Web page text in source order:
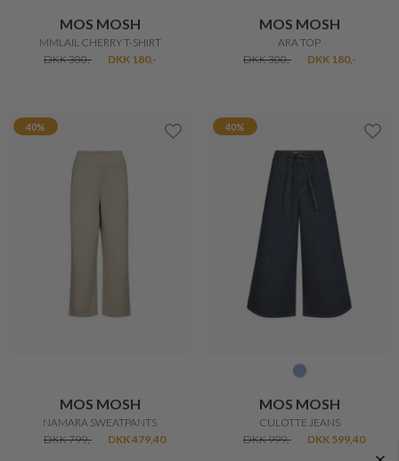
MOS MOSH
MMLAIL CHERRY T-SHIRT
DKK 300,-
DKK 180,-
MOS MOSH
ARA TOP
DKK 300,-
DKK 180,-
40%
MOS MOSH
NAMARA SWEATPANTS
DKK 799,-
DKK 479,40
40%
MOS MOSH
CULOTTE JEANS
DKK 999,-
DKK 599,40